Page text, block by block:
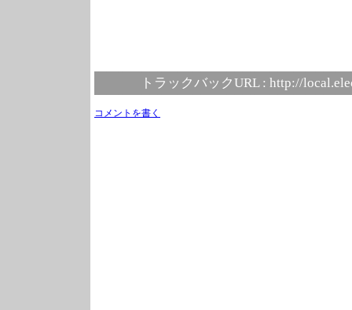
トラックバックURL : http://
コメントを書く